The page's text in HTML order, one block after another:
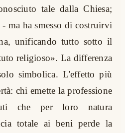
tale dalla Chiesa;
ma ha smesso di costruirvi
unificando tutto sotto il
religioso». La differenza
simbolica. L'effetto più
chi emette la professione
che per loro natura
totale ai beni perde la